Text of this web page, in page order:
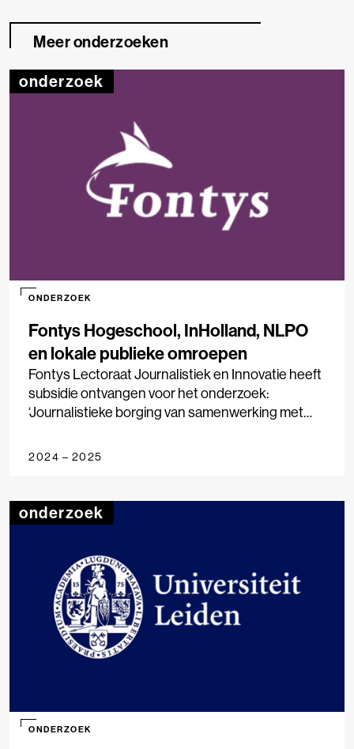
Meer onderzoeken
onderzoek
Fontys Hogeschool, InHolland, NLPO
en lokale publieke omroepen
ONDERZOEK
Fontys Lectoraat Journalistiek en Innovatie heeft
subsidie ontvangen voor het onderzoek:
‘Journalistieke borging van samenwerking met
2024 – 2025
onderzoek
ONDERZOEK